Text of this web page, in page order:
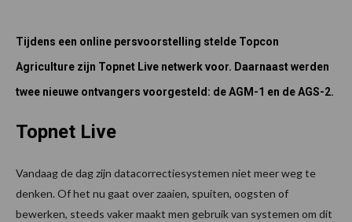
Tijdens een online persvoorstelling stelde Topcon
Agriculture zijn Topnet Live netwerk voor. Daarnaast werden
twee nieuwe ontvangers voorgesteld: de AGM-1 en de AGS-2.
Topnet Live
Vandaag de dag zijn datacorrectiesystemen niet meer weg te
denken. Of het nu gaat over zaaien, spuiten, oogsten of
bewerken, steeds vaker maakt men gebruik van systemen om dit